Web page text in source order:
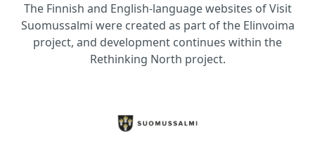
The Finnish and English-language websites of Visit
Suomussalmi were created as part of the Elinvoima
project, and development continues within the
Rethinking North project.